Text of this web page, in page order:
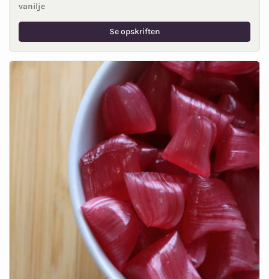
vanilje
Se opskriften